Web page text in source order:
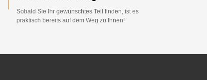
Sobald Sie Ihr gewünschtes Teil finden, ist es
praktisch bereits auf dem Weg zu Ihnen!